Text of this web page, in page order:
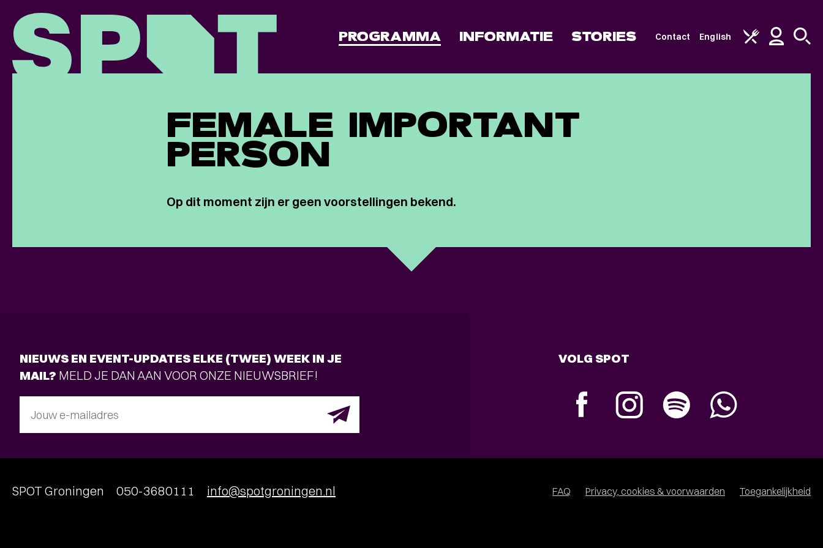
PROGRAMMA INFORMATIE STORIES Contact English
FEMALE IMPORTANT
PERSON
Op dit moment zijn er geen voorstellingen bekend.
NIEUWS EN EVENT-UPDATES ELKE (TWEE) WEEK IN JE
MAIL? MELD JE DAN AAN VOOR ONZE NIEUWSBRIEF!
Jouw e-mailadres
VOLG SPOT
SPOT Groningen 050-3680111 info@spotgroningen.nl FAQ Privacy, cookies & voorwaarden Toegankelijkheid